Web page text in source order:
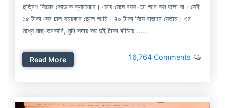
ছত্রিশ ফিল্মের কোডাক ক্যামেরার। মেঘে মেঘে বয়স তো আর কম হলো না। সেই
১৫ টাকা সের চাল সময়কার ছেলে আমি। ৪০ টাকা নিয়ে বাজারে যেতাম। এর
মধ্যে মাছ-তরকারি, মুদি সদায় সহ দুই টাকা বাঁচিয়ে .....
Read More 16,764 Comments